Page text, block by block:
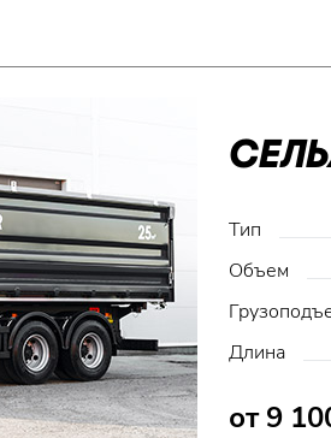
Тип
Объем
Длина
от 9